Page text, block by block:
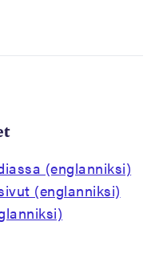
(englanniksi)
(englanniksi)